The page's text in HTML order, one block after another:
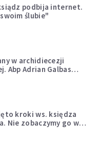
podbija internet.
ślubie"
w archidiecezji
Abp Adrian Galbas
nowym proboszczom
kroki ws. księdza
Nie zobaczymy go w